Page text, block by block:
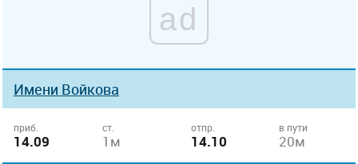
ad
Имени Войкова
приб.
14.09
ст.
1м
отпр.
14.10
в пути
20м